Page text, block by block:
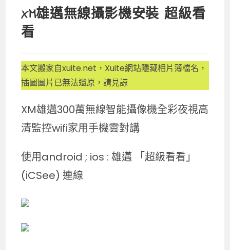
XM雄邁無線攝影機安裝 超級看
看
本文搬家自xuite.net，Xuite網站隱藏相片簿檔名，
插圖圖片已無法還原，請見諒
XM雄邁300萬無線智能攝像機全彩夜視高
清監控wifi家用手機雲對講
使用android ; ios : 雄邁 「超級看看」
(iCSee) 連線